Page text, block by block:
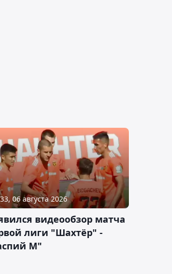
06 августа 2026
видеообзор матча
лиги "Шахтёр" -
М"